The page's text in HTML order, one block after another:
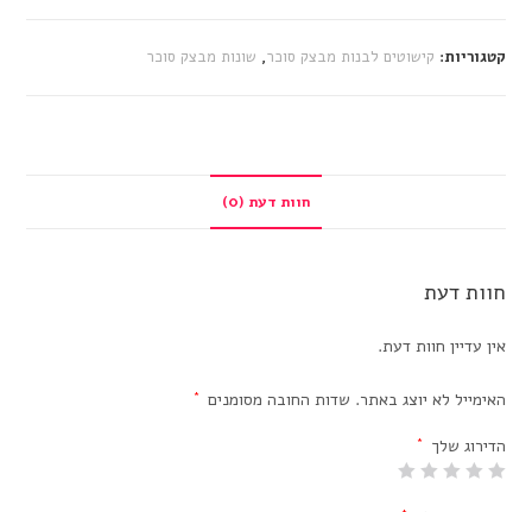
קטגוריות: קישוטים לבנות מבצק סוכר, שונות מבצק סוכר
חוות דעת (0)
חוות דעת
אין עדיין חוות דעת.
האימייל לא יוצג באתר. שדות החובה מסומנים *
הדירוג שלך *